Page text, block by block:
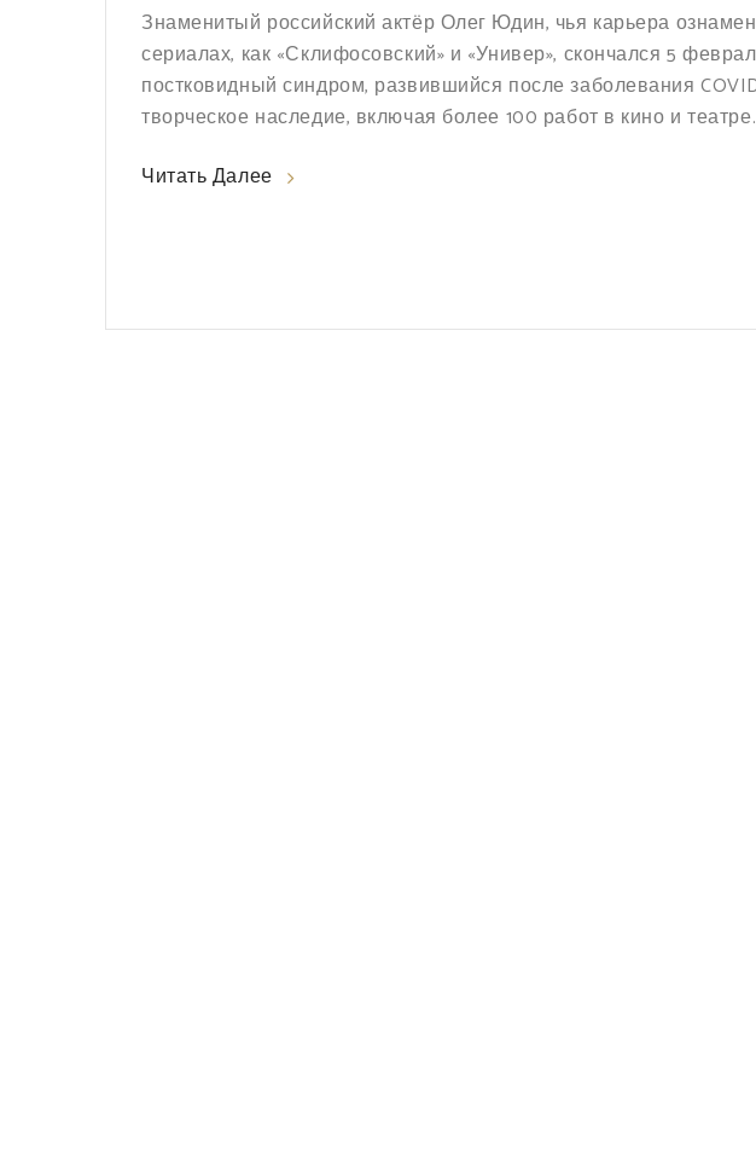
Знаменитый российский актёр Олег Юдин, чья карьера
сериалах, как «Склифосовский» и «Универ», скончался 5
постковидный синдром, развившийся после заболевания
творческое наследие, включая более 100 работ в кино и театре.
Читать Далее